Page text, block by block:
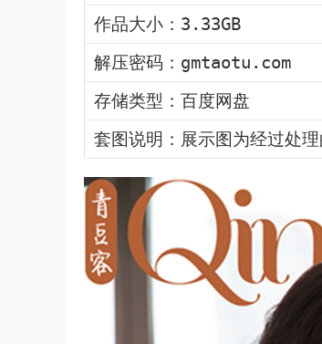
作品大小：3.33GB
解压密码：gmtaotu.com
存储类型：百度网盘
套图说明：展示图为经过处